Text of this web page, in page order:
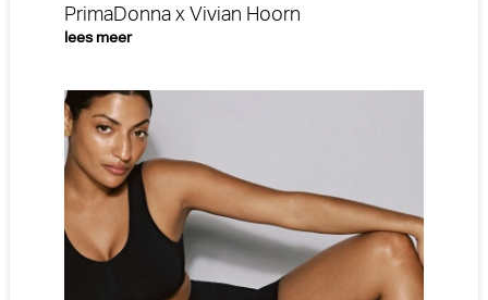
PrimaDonna x Vivian Hoorn
lees meer